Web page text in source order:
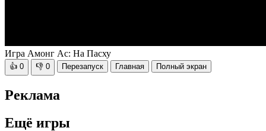
Игра Амонг Ас: На Пасху
👍 0 👎 0 Перезапуск Главная Полный экран
Реклама
Ещё игры